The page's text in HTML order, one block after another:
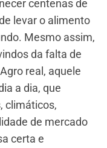
centenas de
levar o alimento
Mesmo assim,
da falta de
real, aquele
a dia, que
climáticos,
de mercado
certa e